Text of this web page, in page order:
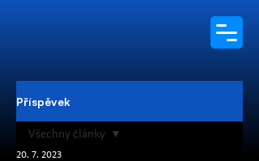
Příspěvek
Všechny články
20. 7. 2023